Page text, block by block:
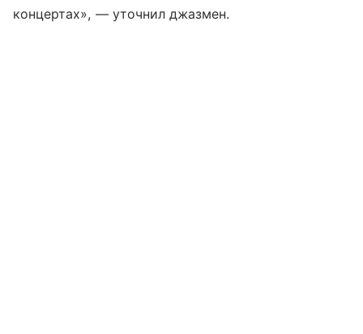
концертах», — уточнил джазмен.